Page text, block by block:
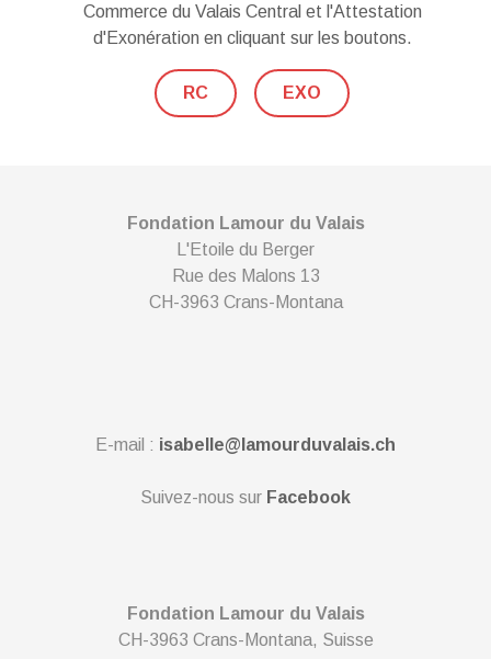
Commerce du Valais Central et l'Attestation
d'Exonération en cliquant sur les boutons.
RC EXO
Fondation Lamour du Valais
L'Etoile du Berger
Rue des Malons 13
CH-3963 Crans-Montana
E-mail : isabelle@lamourduvalais.ch
Suivez-nous sur Facebook
Fondation Lamour du Valais
CH-3963 Crans-Montana, Suisse